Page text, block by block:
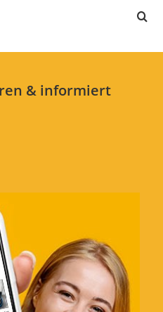
& informiert